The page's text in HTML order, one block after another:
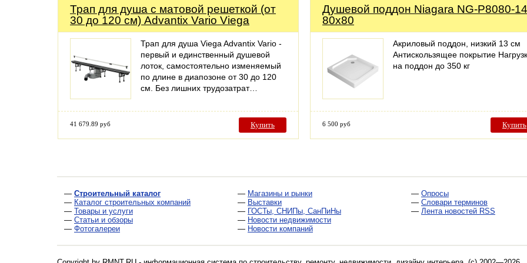
Трап для душа с матовой решеткой (от
30 до 120 см) Advantix Vario Viega
Трап для душа Viega Advantix Vario -
первый и единственный душевой
лоток, самостоятельно изменяемый
по длине в диапозоне от 30 до 120
см. Без лишних трудозатрат…
41 679.89 руб Купить
Душевой поддон Niagara NG-P8080-
80x80
Акриловый поддон, низкий 13 см
Антискользящее покрытие
на поддон до 350 кг
6 500 руб Купить
— Строительный каталог
— Каталог строительных компаний
— Товары и услуги
— Статьи и обзоры
— Фотогалереи
— Магазины и рынки
— Выставки
— ГОСТы, СНИПы, СанПиНы
— Новости недвижимости
— Новости компаний
— Опросы
— Словари терминов
— Лента новостей RSS